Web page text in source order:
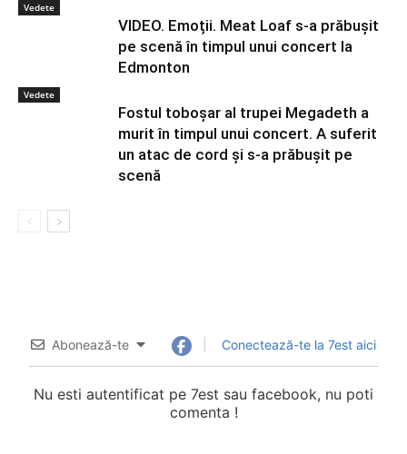
Vedete
VIDEO. Emoții. Meat Loaf s-a prăbușit
pe scenă în timpul unui concert la
Edmonton
Vedete
Fostul toboșar al trupei Megadeth a
murit în timpul unui concert. A suferit
un atac de cord și s-a prăbușit pe
scenă
Abonează-te Conectează-te la 7est aici
Nu esti autentificat pe 7est sau facebook, nu poti
comenta !